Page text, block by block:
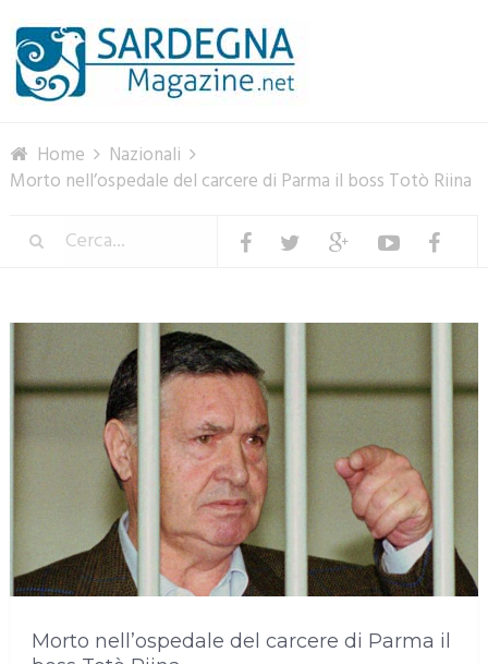
Home
Nazionali
Morto nell’ospedale del carcere di Parma il boss Totò Riina
Morto nell’ospedale del carcere di Parma il